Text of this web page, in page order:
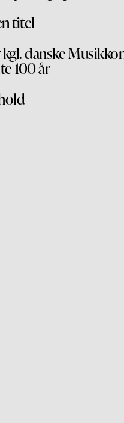
titel
danske
100 år